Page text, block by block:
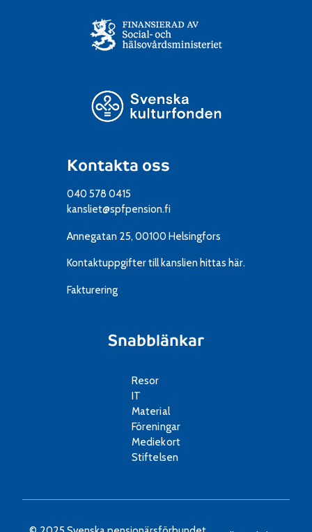
Kontakta oss
040 578 0415
kansliet@spfpension.fi
Annegatan 25, 00100 Helsingfors
Kontaktuppgifter till kanslien hittas här.
Fakturering
Snabblänkar
Resor
IT
Material
Föreningar
Mediekort
Stiftelsen